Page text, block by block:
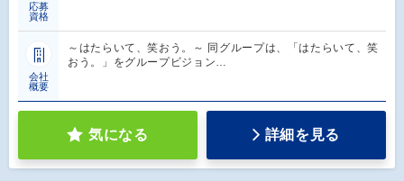
応募
資格
会社
概要
～はたらいて、笑おう。～ 同グループは、「はたらいて、笑
おう。」をグループビジョン…
気になる 詳細を見る